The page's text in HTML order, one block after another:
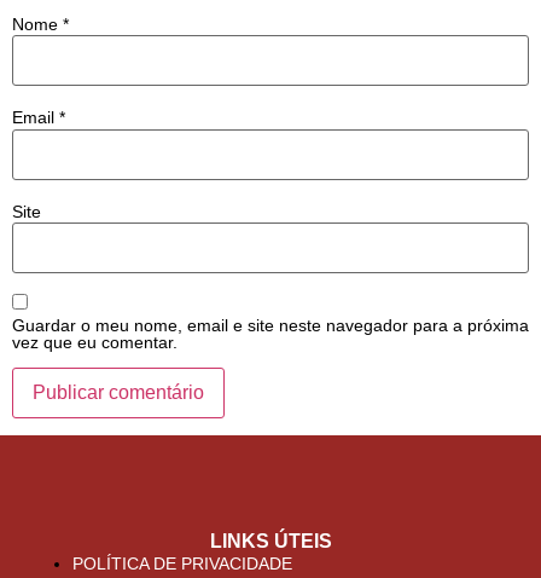
Nome *
Email *
Site
Guardar o meu nome, email e site neste navegador para a próxima
vez que eu comentar.
LINKS ÚTEIS
POLÍTICA DE PRIVACIDADE